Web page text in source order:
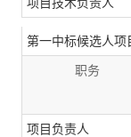
第一中标候选人项
职务
项目负责人